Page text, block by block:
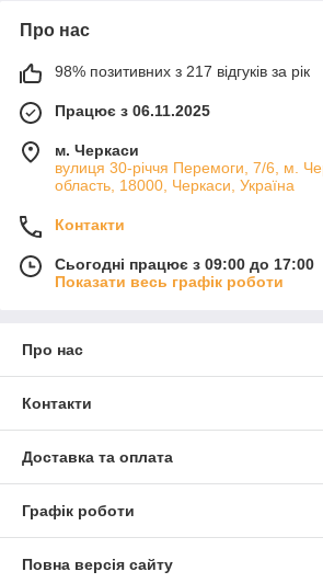
Про нас
98% позитивних з 217 відгуків за рік
Працює з 06.11.2025
м. Черкаси
вулиця 30-річчя Перемоги, 7/6, м.
область, 18000, Черкаси, Україна
Контакти
Сьогодні працює з 09:00 до 17:00
Показати весь графік роботи
Про нас
Контакти
Доставка та оплата
Графік роботи
Повна версія сайту